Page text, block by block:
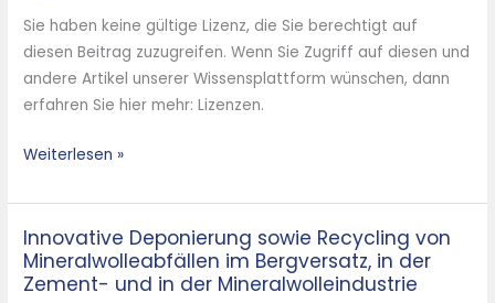
Sie haben keine gültige Lizenz, die Sie berechtigt auf
diesen Beitrag zuzugreifen. Wenn Sie Zugriff auf diesen und
andere Artikel unserer Wissensplattform wünschen, dann
erfahren Sie hier mehr: Lizenzen.
Pilot-
zur
industriellen
Anlage?
Weiterlesen »
Innovative Deponierung sowie Recycling von
Mineralwolleabfällen im Bergversatz, in der
Zement- und in der Mineralwolleindustrie
Innovative
Deponierung
sowie